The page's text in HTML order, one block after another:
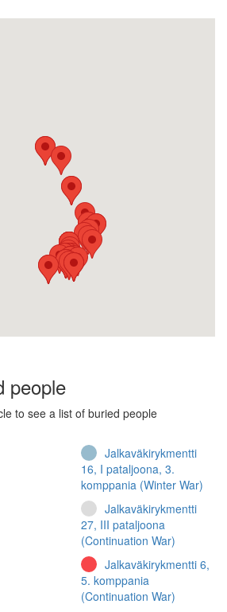
people
to see a list of buried people
Jalkaväkirykmentti
16, I pataljoona, 3.
komppania (Winter War)
Jalkaväkirykmentti
27, III pataljoona
(Continuation War)
Jalkaväkirykmentti 6,
5. komppania
(Continuation War)